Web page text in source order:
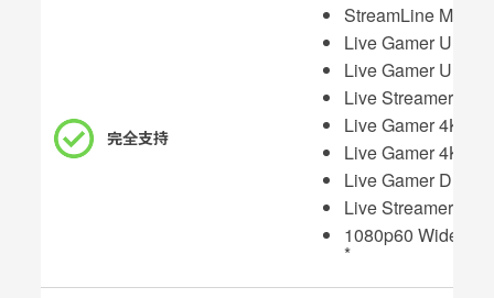
完全支持
StreamLine MINI+
Live Gamer
Live Gamer
Live Streamer
Live Gamer 4K
Live Gamer 4K
Live Gamer DUO
Live Streamer
1080p60 Wide
*